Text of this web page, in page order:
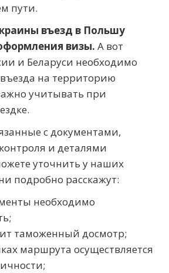
пути.
въезд в Польшу
визы. А вот
и Беларуси необходимо
на территорию
учитывать при
с документами,
и деталями
уточнить у наших
подробно расскажут:
необходимо
таможенный досмотр;
маршрута осуществляется